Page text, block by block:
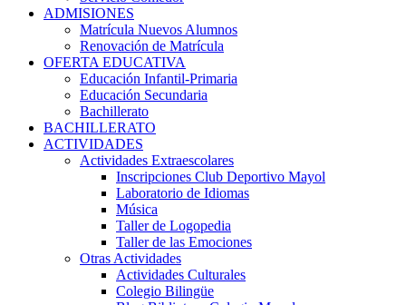
ADMISIONES
Matrícula Nuevos Alumnos
Renovación de Matrícula
OFERTA EDUCATIVA
Educación Infantil-Primaria
Educación Secundaria
Bachillerato
BACHILLERATO
ACTIVIDADES
Actividades Extraescolares
Inscripciones Club Deportivo Mayol
Laboratorio de Idiomas
Música
Taller de Logopedia
Taller de las Emociones
Otras Actividades
Actividades Culturales
Colegio Bilingüe